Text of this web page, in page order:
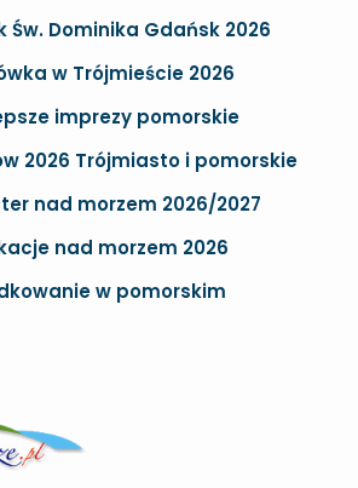
Św. Dominika Gdańsk 2026
w Trójmieście 2026
imprezy pomorskie
2026 Trójmiasto i pomorskie
nad morzem 2026/2027
nad morzem 2026
w pomorskim